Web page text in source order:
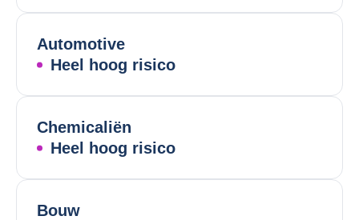
Automotive
Heel hoog risico
Chemicaliën
Heel hoog risico
Bouw